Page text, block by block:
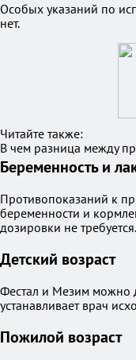
Особых указаний по
нет.
Читайте также:
В чем разница между
Беременность и
Противопоказаний к
беременности и
дозировки не требуется.
Детский возраст
Фестал и Мезим можно
устанавливает врач
Пожилой возраст